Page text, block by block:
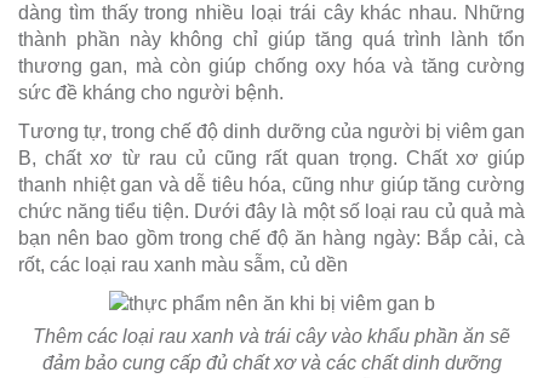
dàng tìm thấy trong nhiều loại trái cây khác nhau. Những
thành phần này không chỉ giúp tăng quá trình lành tổn
thương gan, mà còn giúp chống oxy hóa và tăng cường
sức đề kháng cho người bệnh.
Tương tự, trong chế độ dinh dưỡng của người bị viêm gan
B, chất xơ từ rau củ cũng rất quan trọng. Chất xơ giúp
thanh nhiệt gan và dễ tiêu hóa, cũng như giúp tăng cường
chức năng tiểu tiện. Dưới đây là một số loại rau củ quả mà
bạn nên bao gồm trong chế độ ăn hàng ngày: Bắp cải, cà
rốt, các loại rau xanh màu sẫm, củ dền
Thêm các loại rau xanh và trái cây vào khẩu phần ăn sẽ
đảm bảo cung cấp đủ chất xơ và các chất dinh dưỡng